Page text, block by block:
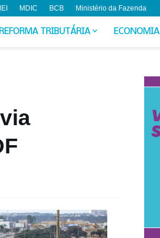
MDIC BCB Ministério da Fazenda
REFORMA TRIBUTÁRIA ECONOMIA